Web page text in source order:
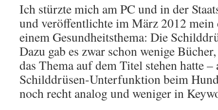
Ich stürzte mich am PC und in der
und veröffentlichte im März 2012 mein
einem Gesundheitsthema: Die
Dazu gab es zwar schon wenige
das Thema auf dem Titel stehen hatte –
Schilddrüsen-Unterfunktion beim
noch recht analog und weniger in